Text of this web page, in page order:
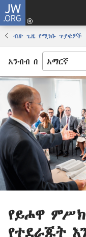
JW.ORG
ብዙ ጊዜ የሚነሱ ጥያቄዎች
አንብብ በ
የይሖዋ
የተደራጁት